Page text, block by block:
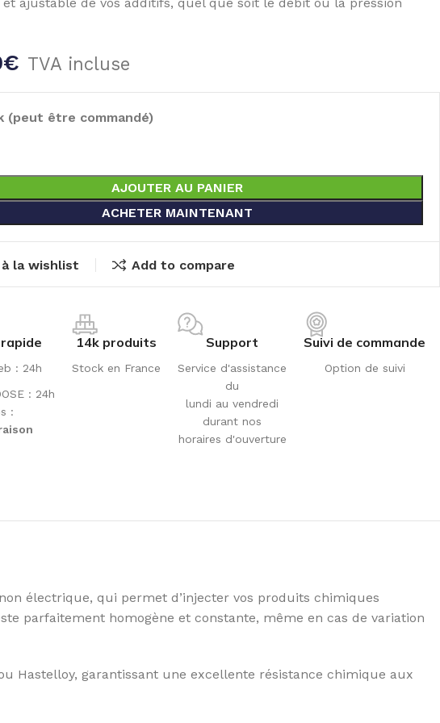
€ TVA incluse
(peut être commandé)
AJOUTER AU PANIER
ACHETER MAINTENANT
la wishlist Add to compare
: 24h
: 24h
:
14k produits
Stock en France
Support
Service d'assistance
du
lundi au vendredi
durant nos
horaires d'ouverture
Suivi de commande
Option de suivi
électrique, qui permet d’injecter vos produits chimiques
parfaitement homogène et constante, même en cas de variation
Hastelloy, garantissant une excellente résistance chimique aux